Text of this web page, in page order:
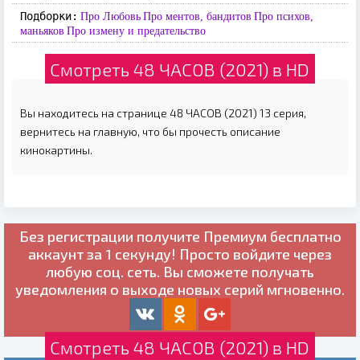
Подборки: Про Любовь Про ментов, бандитов Про психов,
маньяков Про измену и предательство
Смотреть 48 ЧАСОВ (2021) в HD
Вы находитесь на странице 48 ЧАСОВ (2021) 13 серия,
вернитесь на главную, что бы прочесть описание
кинокартины.
Без регистрации получите Премиум бесплатно
аккаунт за 1 секунду! Просто войдите через
любую соц. сеть. Вы сможете получать
уведомления о выходе новых серий мгновенно.
Смотреть 48 ЧАСОВ (2021) в HD